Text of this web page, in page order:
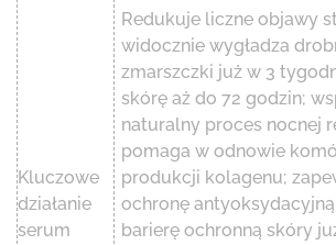
Kluczowe
działanie
serum
Redukuje liczne objawy
widocznie wygładza
zmarszczki już w 3
skórę aż do 72 godzin;
naturalny proces nocnej
pomaga w odnowie
produkcji kolagenu;
ochronę
barierę ochronną skóry